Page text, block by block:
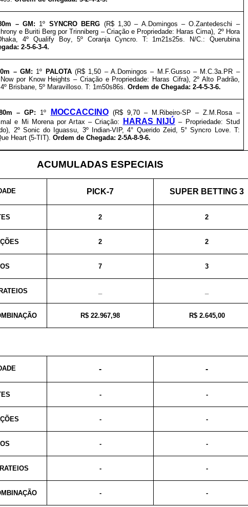
0m – GM: 1º SYNCRO BERG (R$ 1,30 – A.Domingos – O.Zantedeschi –
e Buriti Berg por Trinniberg – Criação e Propriedade: Haras Cima), 2º Hora
, 4º Qualify Boy, 5ºCoranja Cyncro. T: 1m21s25s. N/C.: Querubina
2-5-6-3-4.
0m – GM: 1º PALOTA (R$ 1,50 – A.Domingos – M.F.Gusso – M.C.3a.PR –
por Know Heights – Criação e Propriedade: Haras Cifra), 2º Alto Padrão,
Brisbane , 5º Maravilloso . T: 1m50s86s.Ordem de Chegada: 2-4-5-3-6.
0m – GP: 1º MOCCACCINO (R$ 9,70 – M.Ribeiro-SP – Z.M.Rosa –
e Mi Morena por Artax – Criação:
HARAS NIJÚ – Propriedade: Stud
2º Sonic do Iguassu, 3º Indian-VIP, 4° Querido Zeid, 5° Syncro Love. T:
Heart (5-TIT).Ordem de Chegada: 2-5A-8-9-6.
ACUMULADAS ESPECIAIS
PICK-7 SUPER BETTING 3
2 2
2 2
7 3
R$ 22.967,98 R$ 2.645,00
- -
- -
- -
- -
- -
- -